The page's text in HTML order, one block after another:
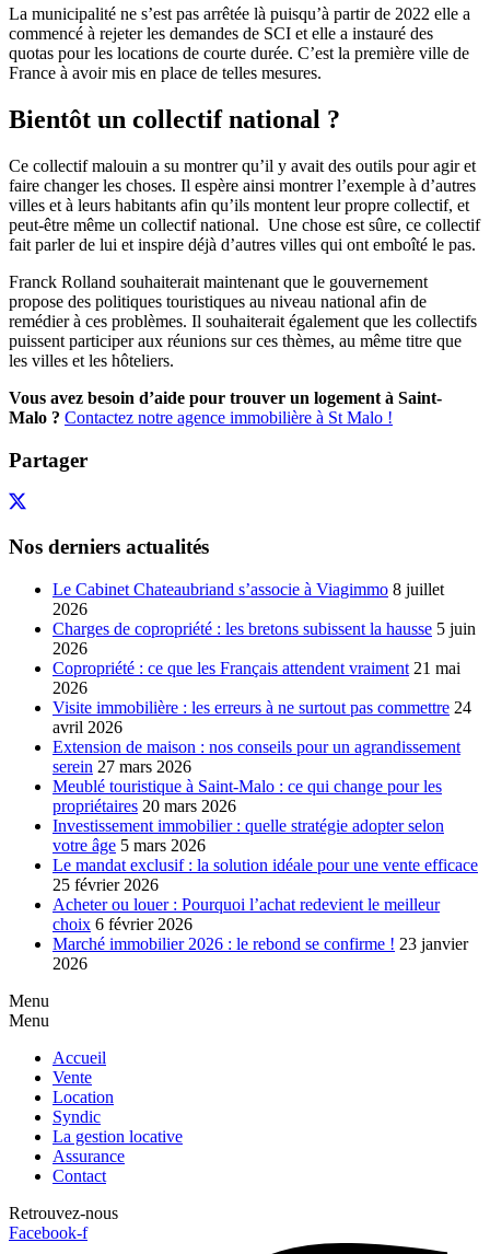
La municipalité ne s’est pas arrêtée là puisqu’à partir de 2022 elle a
commencé à rejeter les demandes de SCI et elle a instauré des
quotas pour les locations de courte durée. C’est la première ville de
France à avoir mis en place de telles mesures.
Bientôt un collectif national ?
Ce collectif malouin a su montrer qu’il y avait des outils pour agir et
faire changer les choses. Il espère ainsi montrer l’exemple à d’autres
villes et à leurs habitants afin qu’ils montent leur propre collectif, et
peut-être même un collectif national. Une chose est sûre, ce collectif
fait parler de lui et inspire déjà d’autres villes qui ont emboîté le pas.
Franck Rolland souhaiterait maintenant que le gouvernement
propose des politiques touristiques au niveau national afin de
remédier à ces problèmes. Il souhaiterait également que les collectifs
puissent participer aux réunions sur ces thèmes, au même titre que
les villes et les hôteliers.
Vous avez besoin d’aide pour trouver un logement à Saint-
Malo ? Contactez notre agence immobilière à St Malo !
Partager
Nos derniers actualités
Le Cabinet Chateaubriand s’associe à Viagimmo 8 juillet
2026
Charges de copropriété : les bretons subissent la hausse 5 juin
2026
Copropriété : ce que les Français attendent vraiment 21 mai
2026
Visite immobilière : les erreurs à ne surtout pas commettre 24
avril 2026
Extension de maison : nos conseils pour un agrandissement
serein 27 mars 2026
Meublé touristique à Saint-Malo : ce qui change pour les
propriétaires 20 mars 2026
Investissement immobilier : quelle stratégie adopter selon
votre âge 5 mars 2026
Le mandat exclusif : la solution idéale pour une vente efficace
25 février 2026
Acheter ou louer : Pourquoi l’achat redevient le meilleur
choix 6 février 2026
Marché immobilier 2026 : le rebond se confirme ! 23 janvier
2026
Menu
Menu
Accueil
Vente
Location
Syndic
La gestion locative
Assurance
Contact
Retrouvez-nous
Facebook-f